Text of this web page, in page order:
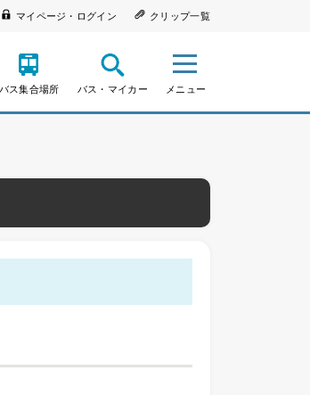
マイページ・ログイン クリップ一覧
バス集合場所 バス・マイカー メニュー